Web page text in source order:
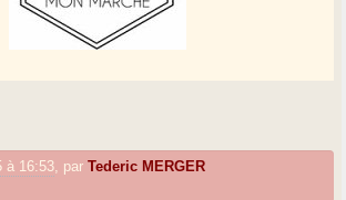
à 16:53, parTederic MERGER